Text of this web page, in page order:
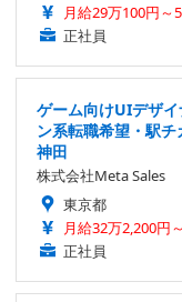
月給29万100円～
正社員
ゲーム向けUIデザ
ン系転職希望・駅
神田
株式会社Meta Sales
東京都
月給32万2,200円
正社員